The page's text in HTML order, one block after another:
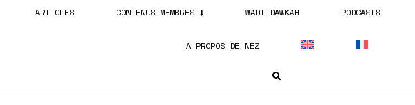
ARTICLES CONTENUS MEMBRES WADI DAWKAH PODCASTS
À PROPOS DE NEZ